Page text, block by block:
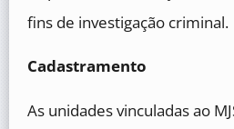
fins de investigação criminal.
Cadastramento
As unidades vinculadas ao